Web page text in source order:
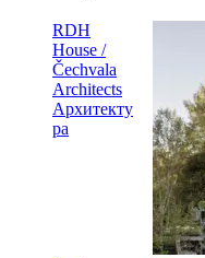
RDH
House /
Čechvala
Architects
Архитекту
ра